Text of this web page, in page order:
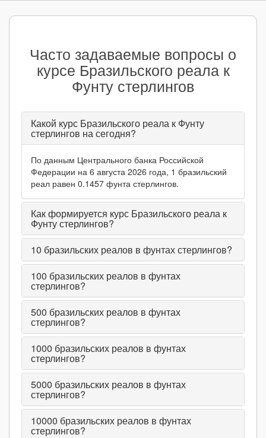
Часто задаваемые вопросы о
курсе Бразильского реала к
Фунту стерлингов
Какой курс Бразильского реала к Фунту
стерлингов на сегодня?
По данным Центрального банка Российской
Федерации на 6 августа 2026 года, 1 бразильский
реал равен 0.1457 фунта стерлингов.
Как формируется курс Бразильского реала к
Фунту стерлингов?
10 бразильских реалов в фунтах стерлингов?
100 бразильских реалов в фунтах
стерлингов?
500 бразильских реалов в фунтах
стерлингов?
1000 бразильских реалов в фунтах
стерлингов?
5000 бразильских реалов в фунтах
стерлингов?
10000 бразильских реалов в фунтах
стерлингов?